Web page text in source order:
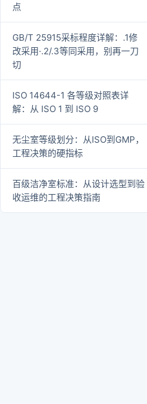
点
GB/T 25915采标程度详解：.1修
改采用·.2/.3等同采用，别再一刀
切
ISO 14644-1 各等级对照表详
解：从 ISO 1 到 ISO 9
无尘室等级划分：从ISO到GMP，
工程决策的硬指标
百级洁净室标准：从设计选型到验
收运维的工程决策指南